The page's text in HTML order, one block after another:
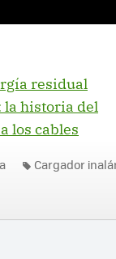
residual
la historia del
los cables
Cargador